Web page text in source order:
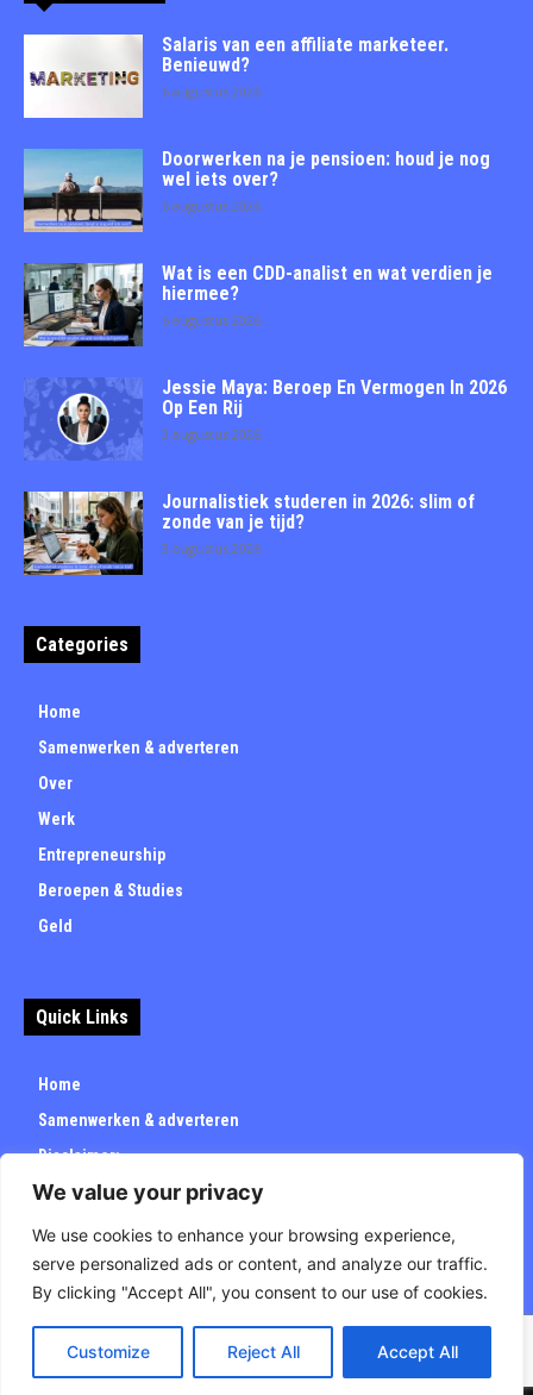
We value your privacy
We use cookies to enhance your browsing experience,
serve personalized ads or content, and analyze our traffic.
By clicking "Accept All", you consent to our use of cookies.
Customize Reject All Accept All
Salaris van een affiliate marketeer.
Benieuwd?
6 augustus 2026
Doorwerken na je pensioen: houd je nog
wel iets over?
6 augustus 2026
Wat is een CDD-analist en wat verdien je
hiermee?
6 augustus 2026
Jessie Maya: Beroep En Vermogen In 2026
Op Een Rij
3 augustus 2026
Journalistiek studeren in 2026: slim of
zonde van je tijd?
3 augustus 2026
Categories
Home
Samenwerken & adverteren
Over
Werk
Entrepreneurship
Beroepen & Studies
Geld
Quick Links
Home
Samenwerken & adverteren
Disclaimer:
Over
Privacybeleid
© Carrieretijd.nl - All rights reserved.